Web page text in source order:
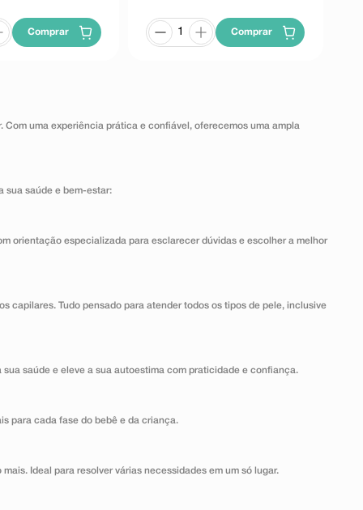
Comprar Comprar
uma experiência prática e confiável, oferecemos uma ampla
sua saúde e bem-estar:
orientação especializada para esclarecer dúvidas e escolher a melhor
capilares. Tudo pensado para atender todos os tipos de pele, inclusive
saúde e eleve a sua autoestima com praticidade e confiança.
para cada fase do bebê e da criança.
Ideal para resolver várias necessidades em um só lugar.